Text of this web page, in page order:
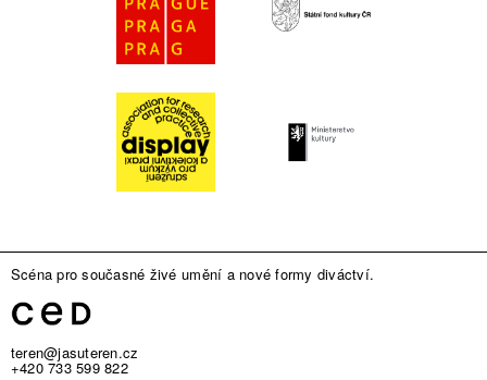
Scéna pro současné živé umění a nové formy diváctví.
teren@jasuteren.cz
+420 733 599 822